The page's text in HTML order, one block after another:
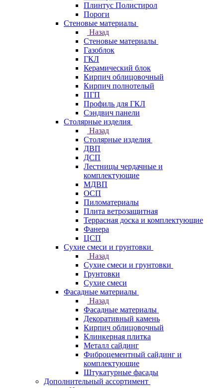
Плинтус Полистирол
Пороги
Стеновые материалы
Назад
Стеновые материалы
Газоблок
ГКЛ
Керамический блок
Кирпич облицовочный
Кирпич полнотелый
ПГП
Профиль для ГКЛ
Сэндвич панели
Столярные изделия
Назад
Столярные изделия
ДВП
ДСП
Лестницы чердачные и
комплектующие
МДВП
ОСП
Пиломатериалы
Плита ветрозащитная
Террасная доска и комплектующие
Фанера
ЦСП
Сухие смеси и грунтовки
Назад
Сухие смеси и грунтовки
Грунтовки
Сухие смеси
Фасадные материалы
Назад
Фасадные материалы
Декоративный камень
Кирпич облицовочный
Клинкерная плитка
Металл сайдинг
Фиброцементный сайдинг и
комплектующие
Штукатурные фасады
Дополнительный ассортимент